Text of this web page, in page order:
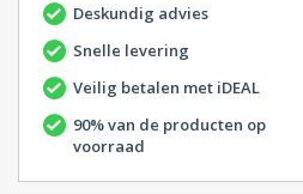
Deskundig advies
Snelle levering
Veilig betalen met iDEAL
90% van de producten op
voorraad